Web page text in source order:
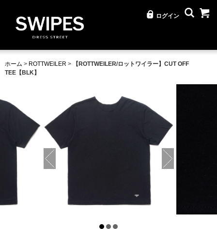
ログイン
ホーム > ROTTWEILER >
【ROTTWEILER/ロットワイラー】CUT OFF
TEE【BLK】